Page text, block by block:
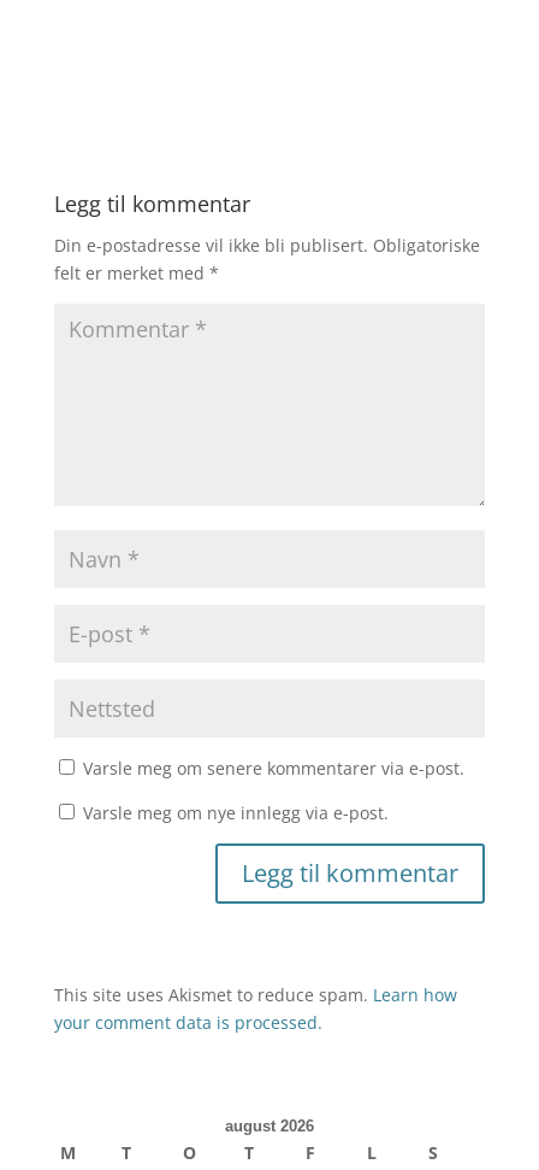
Legg til kommentar
Din e-postadresse vil ikke bli publisert. Obligatoriske
felt er merket med *
Varsle meg om senere kommentarer via e-post.
Varsle meg om nye innlegg via e-post.
This site uses Akismet to reduce spam. Learn how
your comment data is processed.
august 2026
M T O T F L
S